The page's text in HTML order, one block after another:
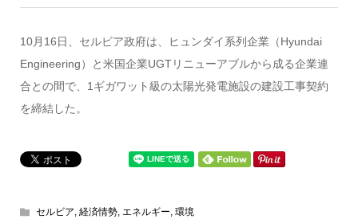
10月16日、セルビア政府は、ヒュンダイ系列企業（Hyundai
Engineering）と米国企業UGTリニューアブルから成る企業連
合との間で、1ギガワット級の太陽光発電施設の建設工事契約
を締結した。
セルビア 経済情勢, エネルギー 環境